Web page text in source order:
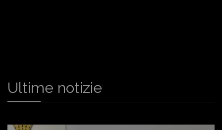
Ultime notizie